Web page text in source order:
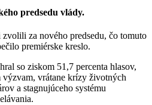
predsedu vlády.
za nového predsedu, čo tomuto
premiérske kreslo.
so ziskom 51,7 percenta hlasov,
vrátane krízy životných
a stagnujúceho systému